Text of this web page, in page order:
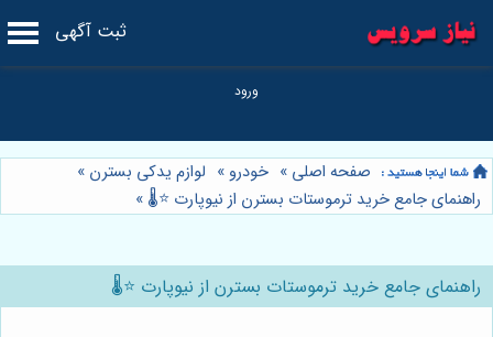
ثبت آگهی
صفحه اصلی » خودرو » لوازم یدکی بسترن »
راهنمای جامع خرید ترموستات بسترن از نیوپارت ⭐️🌡️ »
راهنمای جامع خرید ترموستات بسترن از نیوپارت ⭐️🌡️